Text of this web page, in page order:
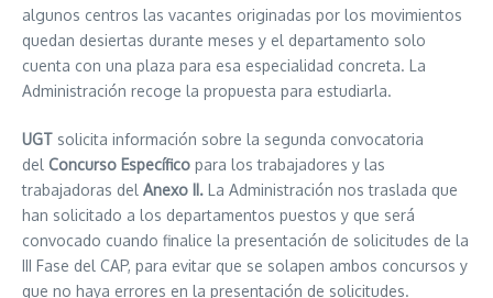
algunos centros las vacantes originadas por los movimientos
quedan desiertas durante meses y el departamento solo
cuenta con una plaza para esa especialidad concreta. La
Administración recoge la propuesta para estudiarla.
UGT solicita información sobre la segunda convocatoria
del Concurso Específico para los trabajadores y las
trabajadoras del Anexo II. La Administración nos traslada que
han solicitado a los departamentos puestos y que será
convocado cuando finalice la presentación de solicitudes de la
III Fase del CAP, para evitar que se solapen ambos concursos y
que no haya errores en la presentación de solicitudes.